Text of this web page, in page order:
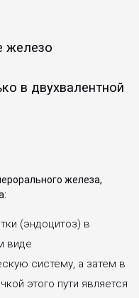
железо
в двухвалентной
железа,
(эндоцитоз) в
виде
систему, а затем в
этого пути является